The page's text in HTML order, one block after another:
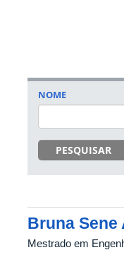
NOME
PESQUISAR
Bruna Sene
Mestrado em